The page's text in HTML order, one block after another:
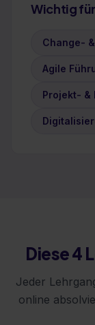
Wichtig
Change-
Agile
Projekt- &
Diese 4
Jeder
online